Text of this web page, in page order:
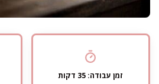
זמן עבודה: 35 דקות